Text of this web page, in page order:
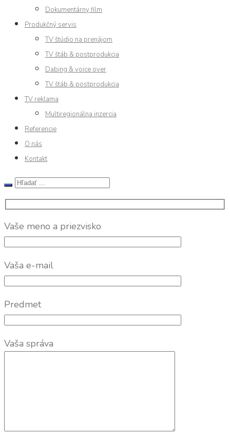
Dokumentárny film
Produkčný servis
TV štúdio na prenájom
TV štáb & postprodukcia
Dabing & voice over
TV štáb & postprodukcia
TV reklama
Multiregionálna inzercia
Referencie
O nás
Kontakt
Vaše meno a priezvisko
Vaša e-mail
Predmet
Vaša správa